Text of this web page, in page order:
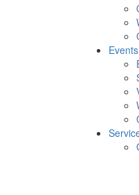
Events